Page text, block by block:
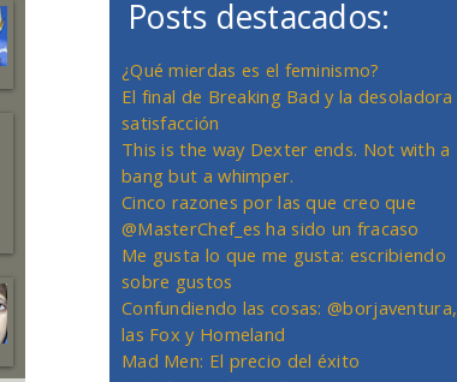
Posts destacados:
¿Qué mierdas es el feminismo?
El final de Breaking Bad y la desoladora
satisfacción
This is the way Dexter ends. Not with a
bang but a whimper.
Cinco razones por las que creo que
@MasterChef_es ha sido un fracaso
Me gusta lo que me gusta: escribiendo
sobre gustos
Confundiendo las cosas: @borjaventura,
las Fox y Homeland
Mad Men: El precio del éxito